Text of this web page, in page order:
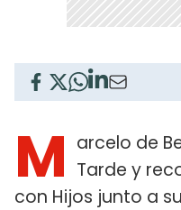
M arcelo de
Tarde y
con Hijos junto a